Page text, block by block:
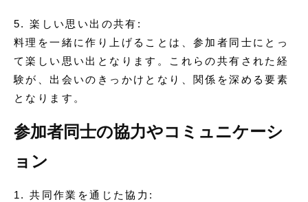
5. 楽しい思い出の共有:
料理を一緒に作り上げることは、参加者同士にとっ
て楽しい思い出となります。これらの共有された経
験が、出会いのきっかけとなり、関係を深める要素
となります。
参加者同士の協力やコミュニケーシ
ョン
1. 共同作業を通じた協力: